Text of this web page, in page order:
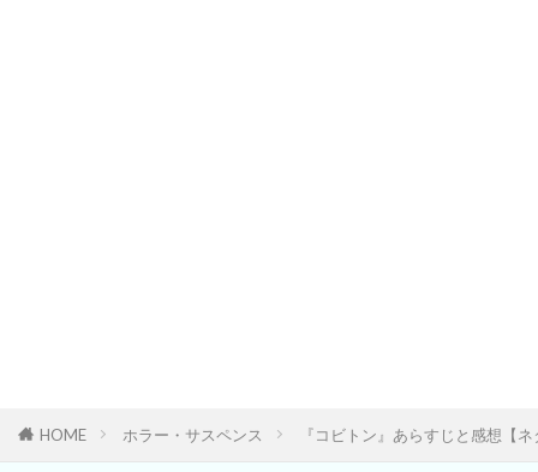
HOME ホラー・サスペンス 『コビトン』あらすじと感想【